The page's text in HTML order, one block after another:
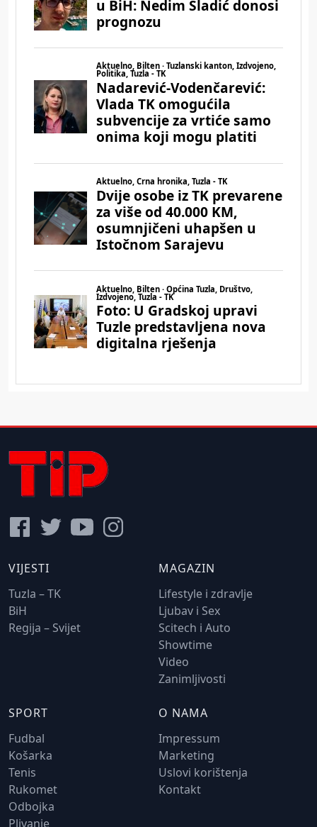
VIJESTI
Tuzla – TK
BiH
Regija – Svijet
MAGAZIN
Lifestyle i zdravlje
Ljubav i Sex
Scitech i Auto
Showtime
Video
Zanimljivosti
SPORT
Fudbal
Košarka
Tenis
Rukomet
Odbojka
Plivanje
O NAMA
Impressum
Marketing
Uslovi korištenja
Kontakt